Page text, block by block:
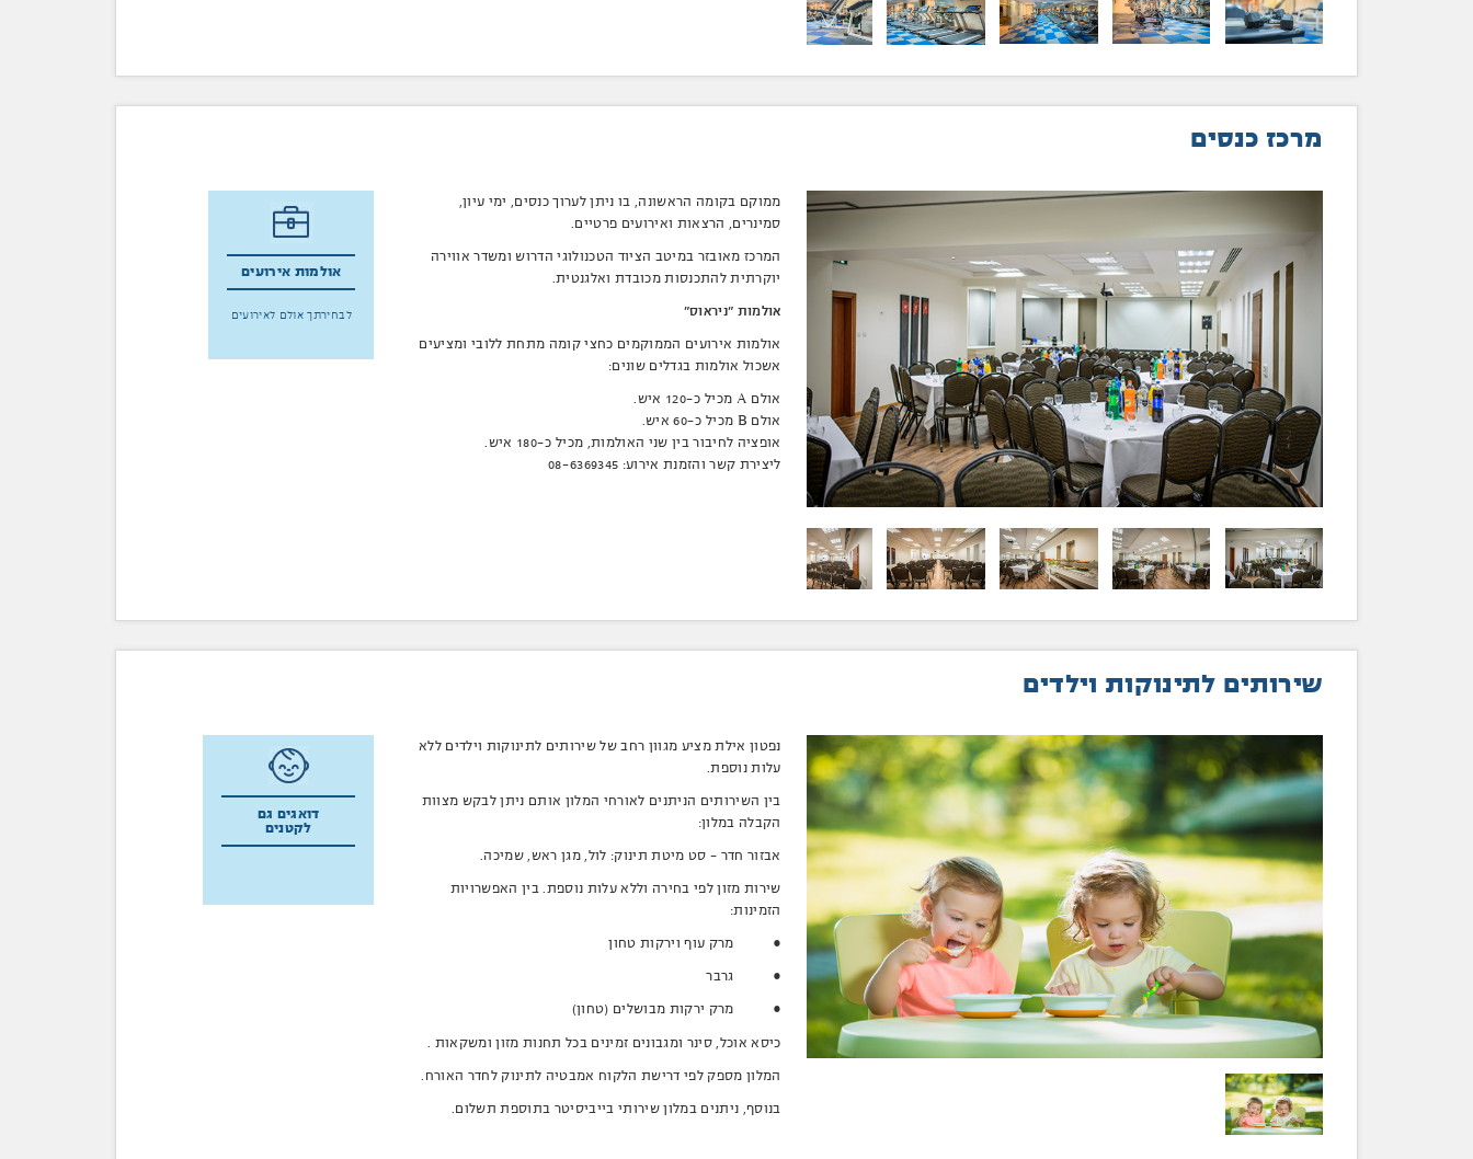
מרכז כנסים
ממוקם בקומה הראשונה, בו ניתן לערוך כנסים, ימי עיון,
סמינרים, הרצאות ואירועים פרטיים.
המרכז מאובזר במיטב הציוד הטכנולוגי הדרוש ומשדר אווירה
יוקרתית להתכנסות מכובדת ואלגנטית.
אולמות "ניראוס"
אולמות אירועים הממוקמים כחצי קומה מתחת ללובי ומציעים
אשכול אולמות בגדלים שונים:
אולם A מכיל כ-120 איש.
אולם B מכיל כ-60 איש.
אופציה לחיבור בין שני האולמות, מכיל כ-180 איש.
ליצירת קשר והזמנת אירוע: 08-6369345
אולמות אירועים
לבחירתך אולם לאירועים
שירותים לתינוקות וילדים
נפטון אילת מציע מגוון רחב של שירותים לתינוקות וילדים ללא
עלות נוספת.
בין השירותים הניתנים לאורחי המלון אותם ניתן לבקש מצוות
הקבלה במלון:
אבזור חדר – סט מיטת תינוק: לול, מגן ראש, שמיכה.
שירות מזון לפי בחירה וללא עלות נוספת. בין האפשרויות
הזמינות:
• מרק עוף וירקות טחון
• גרבר
• מרק ירקות מבושלים (טחון)
כיסא אוכל, סינר ומגבונים זמינים בכל תחנות מזון ומשקאות .
המלון מספק לפי דרישת הלקוח אמבטיה לתינוק לחדר האורח.
בנוסף, ניתנים במלון שירותי בייביסיטר בתוספת תשלום.
דואגים גם
לקטנים